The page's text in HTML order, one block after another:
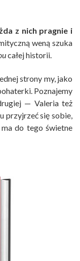
z nich pragnie i
weną szuka
całej historii.
strony my, jako
Poznajemy
— Valeria też
przyjrzeć się sobie,
do tego świetne